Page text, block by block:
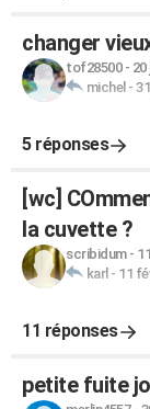
changer
tof28500- 20
michel -
5 réponses
[wc]
la cuvette ?
scribidum-
karl - 11
11 réponses
petite fuite